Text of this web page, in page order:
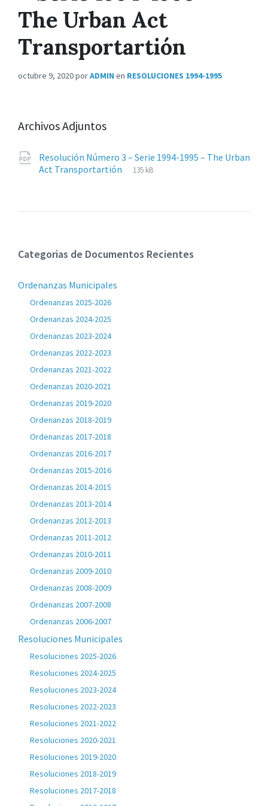
The Urban Act
Transportartión
octubre 9, 2020porADMIN en RESOLUCIONES 1994-1995
Archivos Adjuntos
Resolución Número 3 – Serie 1994-1995 – The Urban
Act Transportartión
Extensiones
pdf
Tamaño
135 kB
Categorias de Documentos Recientes
Ordenanzas Municipales
Ordenanzas 2025-2026
Ordenanzas 2024-2025
Ordenanzas 2023-2024
Ordenanzas 2022-2023
Ordenanzas 2021-2022
Ordenanzas 2020-2021
Ordenanzas 2019-2020
Ordenanzas 2018-2019
Ordenanzas 2017-2018
Ordenanzas 2016-2017
Ordenanzas 2015-2016
Ordenanzas 2014-2015
Ordenanzas 2013-2014
Ordenanzas 2012-2013
Ordenanzas 2011-2012
Ordenanzas 2010-2011
Ordenanzas 2009-2010
Ordenanzas 2008-2009
Ordenanzas 2007-2008
Ordenanzas 2006-2007
Resoluciones Municipales
Resoluciones 2025-2026
Resoluciones 2024-2025
Resoluciones 2023-2024
Resoluciones 2022-2023
Resoluciones 2021-2022
Resoluciones 2020-2021
Resoluciones 2019-2020
Resoluciones 2018-2019
Resoluciones 2017-2018